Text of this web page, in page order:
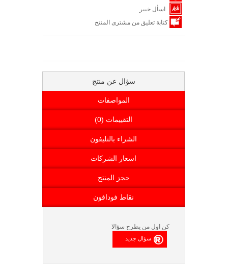
اسأل خبير
كتابة تعليق من مشترى المنتج
سؤال عن منتج
المواصفات
التقييمات (0)
الشراء بالتليفون
اسعار الشركات
حجز المنتج
نقاط فودافون
كن اول من يطرح سؤالا